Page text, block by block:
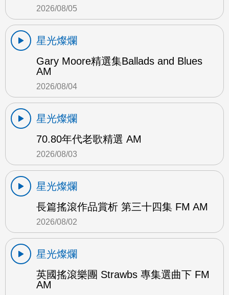
2026/08/05
星光燦爛
Gary Moore精選集Ballads and Blues
AM
2026/08/04
星光燦爛
70.80年代老歌精選 AM
2026/08/03
星光燦爛
長篇搖滾作品賞析 第三十四集 FM AM
2026/08/02
星光燦爛
英國搖滾樂團 Strawbs 專集選曲下 FM
AM